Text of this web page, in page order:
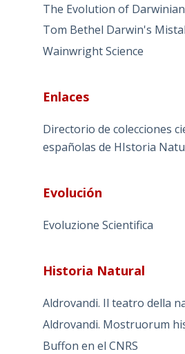
The Evolution of
Tom Bethel Darwin's
Wainwright Science
Enlaces
Directorio de colecciones
españolas de HIstoria
Evolución
Evoluzione Scientifica
Historia Natural
Aldrovandi. Il teatro della
Aldrovandi. Mostruorum
Buffon en el CNRS